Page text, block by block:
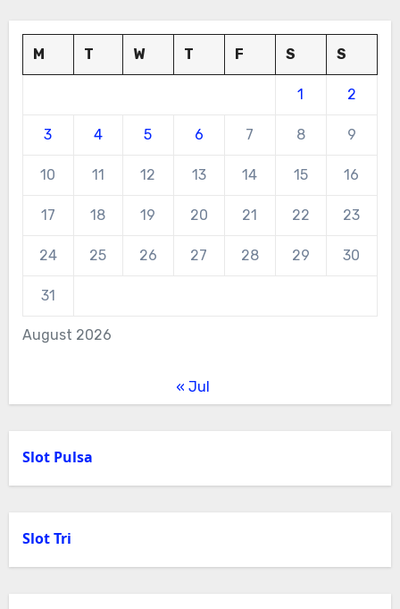
August 2026
M T W T F S S
1 2
3 4 5 6 7 8 9
10 11 12 13 14 15 16
17 18 19 20 21 22 23
24 25 26 27 28 29 30
31
« Jul
Slot Pulsa
Slot Tri